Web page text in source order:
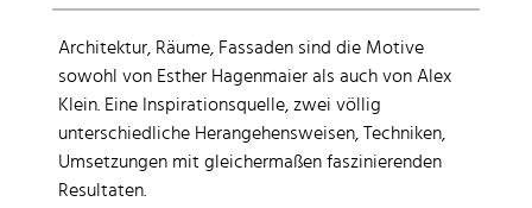
Architektur, Räume, Fassaden sind die Motive
sowohl von Esther Hagenmaier als auch von Alex
Klein. Eine Inspirationsquelle, zwei völlig
unterschiedliche Herangehensweisen, Techniken,
Umsetzungen mit gleichermaßen faszinierenden
Resultaten.